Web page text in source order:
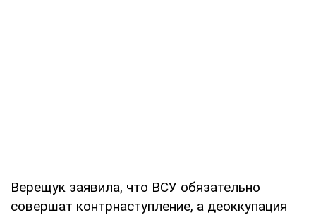
Верещук заявила, что ВСУ обязательно
совершат контрнаступление, а деоккупация